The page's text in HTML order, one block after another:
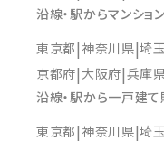
沿線・駅からマンシ
東京都 神奈川県 埼
京都府 大阪府 兵庫
沿線・駅から一戸建
東京都 神奈川県 埼